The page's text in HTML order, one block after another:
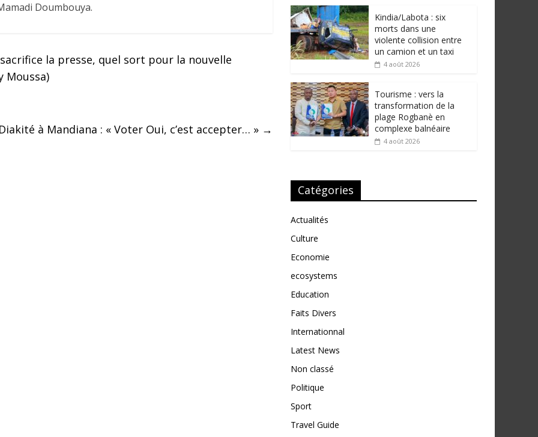
Doumbouya.
la presse, quel sort pour la nouvelle
Moussa)
à Mandiana : « Voter Oui, c’est accepter… » →
Kindia/Labota : six
morts dans une
violente collision entre
un camion et un taxi
4 août 2026
Tourisme : vers la
transformation de la
plage Rogbanè en
complexe balnéaire
4 août 2026
Catégories
Actualités
Culture
Economie
ecosystems
Education
Faits Divers
Internationnal
Latest News
Non classé
Politique
Sport
Travel Guide